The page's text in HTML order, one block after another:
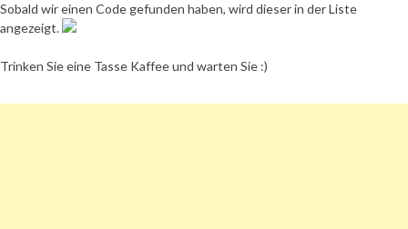
Sobald wir einen Code gefunden haben, wird dieser in der Liste
angezeigt.
Trinken Sie eine Tasse Kaffee und warten Sie :)